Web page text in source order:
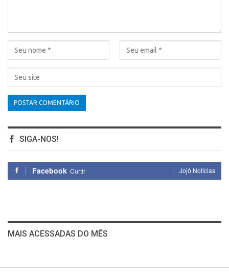
SIGA-NOS!
Facebook Curtir Jojô Notícias
MAIS ACESSADAS DO MÊS